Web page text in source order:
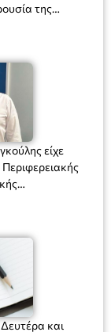
της
είχε
κ. Ιωάννη
και